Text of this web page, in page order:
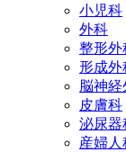
小児科
外科
整形外
形成外
脳神
皮膚科
泌尿器
産婦人